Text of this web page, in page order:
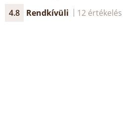
4.8 Rendkívüli 12 értékelés